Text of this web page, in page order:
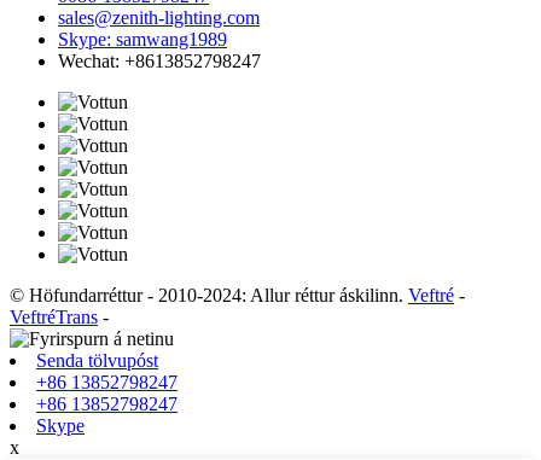
sales@zenith-lighting.com
Skype: samwang1989
Wechat: +8613852798247
© Höfundarréttur - 2010-2024: Allur réttur áskilinn. Veftré -
VeftréTrans -
Senda tölvupóst
+86 13852798247
+86 13852798247
Skype
x